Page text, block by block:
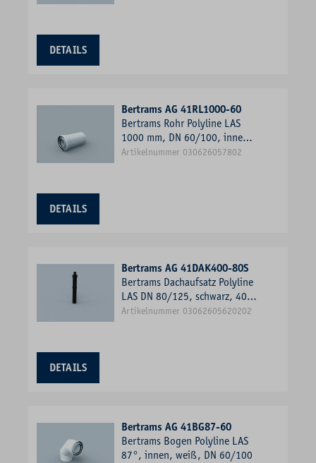
DETAILS
Bertrams AG 41RL1000-60
Bertrams Rohr Polyline LAS
1000 mm, DN 60/100, innen,
weiß
Artikelnummer 030626057802
DETAILS
Bertrams AG 41DAK400-80S
Bertrams Dachaufsatz Polyline
LAS DN 80/125, schwarz, 400
mm über Dach
Artikelnummer 03062605620202
DETAILS
Bertrams AG 41BG87-60
Bertrams Bogen Polyline LAS
87°, innen, weiß, DN 60/100